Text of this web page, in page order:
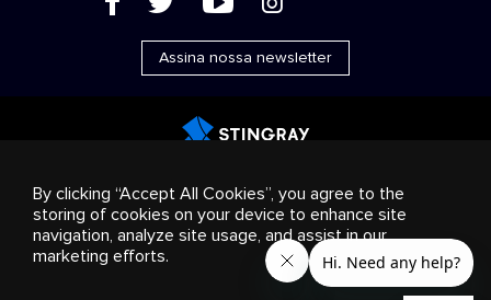
Assina nossa newsletter
consumo
Soluções empresariais Rádio
Sobre nós
Cookies settings
© 2018-2025 Stingray Group Inc. Todos os direitos
reservados. STINGRAY®, STINGRAY® MUSIC e outras marcas e
logotipos relacionados são marcas comerciais do Stingray
By clicking “Accept All Cookies”, you agree to the
storing of cookies on your device to enhance site
navigation, analyze site usage, and assist in our
marketing efforts.